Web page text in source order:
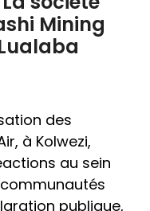
Mining
des
à Kolwezi,
au sein
publique,